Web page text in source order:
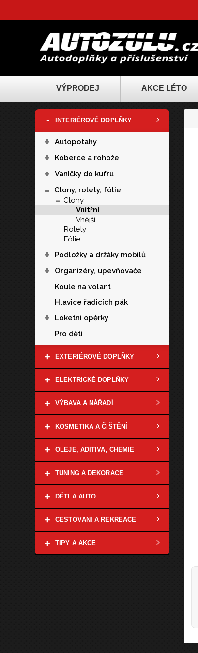
VÝPRODEJ AKCE LÉTO
- INTERIÉROVÉ DOPLŇKY
+ Autopotahy
+ Koberce a rohože
+ Vaničky do kufru
- Clony, rolety, fólie
- Clony
Vnitřní
Vnější
Rolety
Fólie
+ Podložky a držáky mobilů
+
Organizéry, upevňovače
Koule na volant
Hlavice řadicích pák
+
Loketní opěrky
Pro děti
+ EXTERIÉROVÉ DOPLŇKY
+ ELEKTRICKÉ DOPLŇKY
+ VÝBAVA A NÁŘADÍ
+ KOSMETIKA A ČIŠTĚNÍ
+ OLEJE, ADITIVA, CHEMIE
+ TUNING A DEKORACE
+ DĚTI A AUTO
+ CESTOVÁNÍ A REKREACE
+ TIPY A AKCE